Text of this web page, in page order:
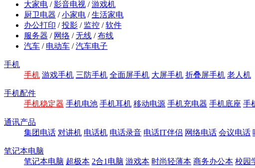
大家电 /影音电视 /游戏机
厨卫电器 /小家电 /生活家电
办公打印 /投影 / 监控 /软件
服务器 / 网络 /无线 /布线
汽车 / 电动车 /汽车电子
手机
手机 游戏手机 三防手机 全面屏手机 大屏手机 折叠屏手机 老人机
手机配件
手机稳定器 手机电池 手机耳机 移动电源 手机充电器 手机底座 手
通讯产品
集团电话 对讲机 电话机 电话录音 电话IT伴侣 网络电话 会议电话
笔记本电脑
笔记本电脑 超极本 2合1电脑 游戏本 时尚轻薄本 商务办公本 校园